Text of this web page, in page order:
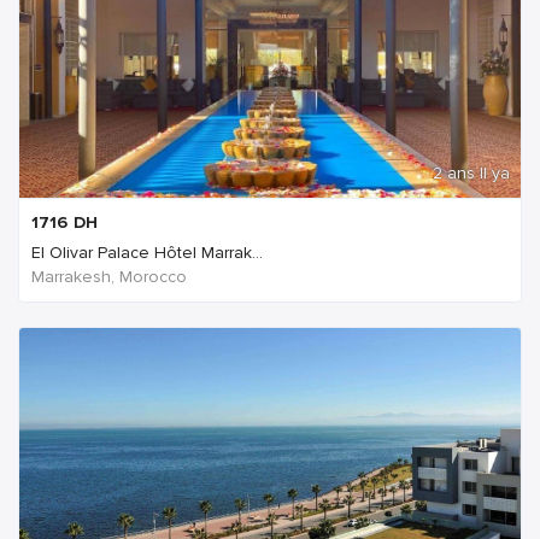
2 ans Il ya
1716 DH
El Olivar Palace Hôtel Marrak...
Marrakesh, Morocco